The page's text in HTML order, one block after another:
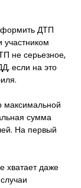
ДТП
не серьезное,
если на это
максимальной
сумма
На первый
хватает даже